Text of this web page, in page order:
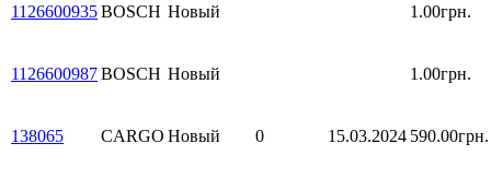
1126600935BOSCH Новый 1.00грн.
1126600987BOSCH Новый 1.00грн.
138065 CARGO Новый 0 15.03.2024 590.00грн.